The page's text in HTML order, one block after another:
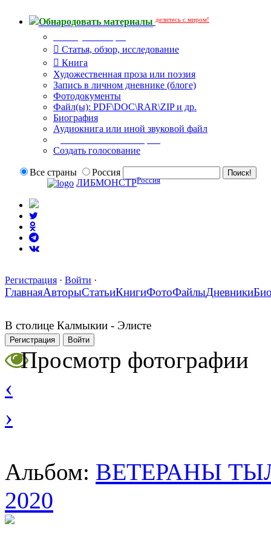
Обнародовать материалы делитесь с миром!
Статья, обзор, исследование
Книга
Художественная проза или поэзия
Запись в личном дневнике (блоге)
Фотодокументы
Файл(ы): PDF\DOC\RAR\ZIP и др.
Биография
Аудиокнига или иной звуковой файл
Создать голосование
Все страны
Россия
ЛИБМОНСТРРоссия
Регистрация · Войти ·
ГлавнаяАвторыСтатьиКнигиФотоФайлыДневники
В столице Калмыкии - Элисте
Регистрация Войти
Просмотр фотографии
‹
›
Альбом: ВЕТЕРАНЫ
2020